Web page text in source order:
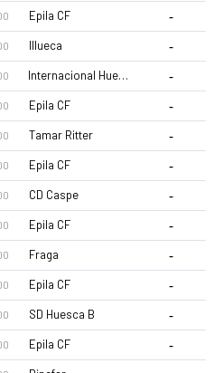
RFEF Grup 17'de 1.
Epila CF -
Illueca -
Internacional Huesca -
Epila CF -
Tamar Ritter -
Epila CF -
CD Caspe -
Epila CF -
Fraga -
Epila CF -
SD Huesca B -
Epila CF -